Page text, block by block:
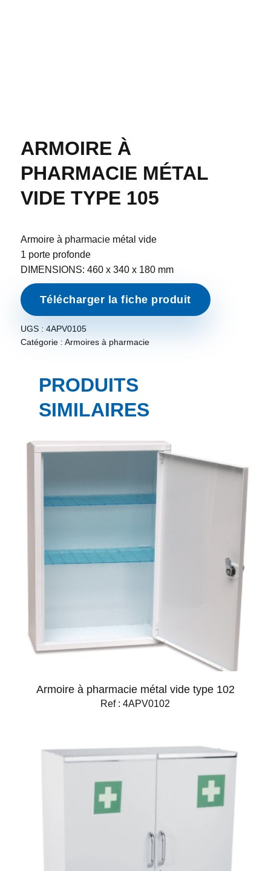
ARMOIRE À
PHARMACIE MÉTAL
VIDE TYPE 105
Armoire à pharmacie métal vide
1 porte profonde
DIMENSIONS: 460 x 340 x 180 mm
Télécharger la fiche produit
UGS : 4APV0105
Catégorie : Armoires à pharmacie
PRODUITS
SIMILAIRES
Armoire à pharmacie métal vide type 102
Ref : 4APV0102